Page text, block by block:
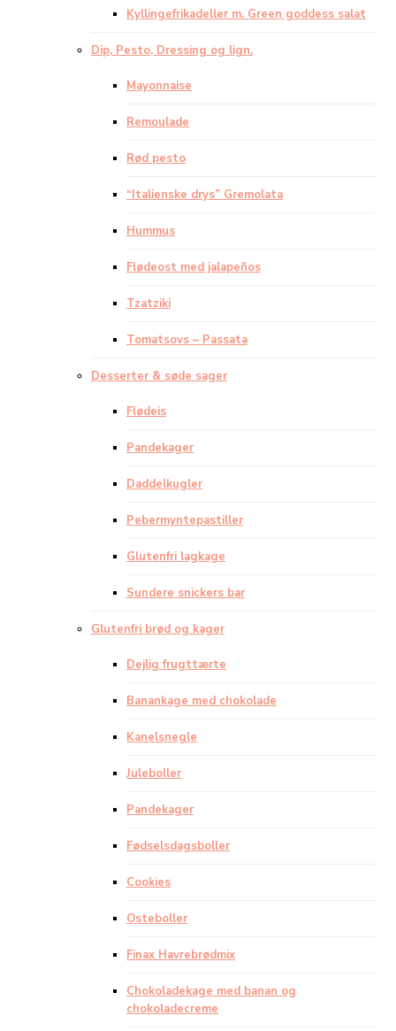
Kyllingefrikadeller m. Green goddess salat
Dip, Pesto, Dressing og lign.
Mayonnaise
Remoulade
Rød pesto
“Italienske drys” Gremolata
Hummus
Flødeost med jalapeños
Tzatziki
Tomatsovs – Passata
Desserter & søde sager
Flødeis
Pandekager
Daddelkugler
Pebermyntepastiller
Glutenfri lagkage
Sundere snickers bar
Glutenfri brød og kager
Dejlig frugttærte
Banankage med chokolade
Kanelsnegle
Juleboller
Pandekager
Fødselsdagsboller
Cookies
Osteboller
Finax Havrebrødmix
Chokoladekage med banan og
chokoladecreme